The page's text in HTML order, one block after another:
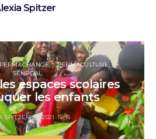
Spitzer
PERMACULTURE
SÉNÉGAL
espaces scolaires
les enfants
SPITZER 2021-11-15